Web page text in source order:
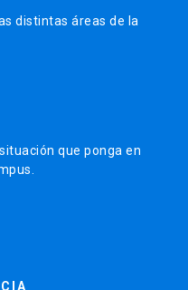
distintas áreas de la
que ponga en